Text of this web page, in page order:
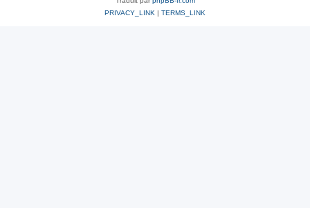
PRIVACY_LINK | TERMS_LINK